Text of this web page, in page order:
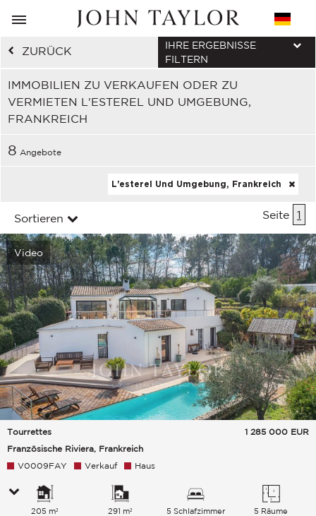
ZURÜCK
IMMOBILIEN ZU VERKAUFEN ODER ZU
VERMIETEN L'ESTEREL UND UMGEBUNG,
FRANKREICH
IHRE ERGEBNISSE
FILTERN
8 Angebote
L'esterel Und Umgebung, Frankreich
Sortieren Seite 1
Video
Tourrettes
Französische Riviera, Frankreich
1 285 000 EUR
V0009FAY Verkauf Haus
205 m² 291 m² 5 Schlafzimmer 5 Räume